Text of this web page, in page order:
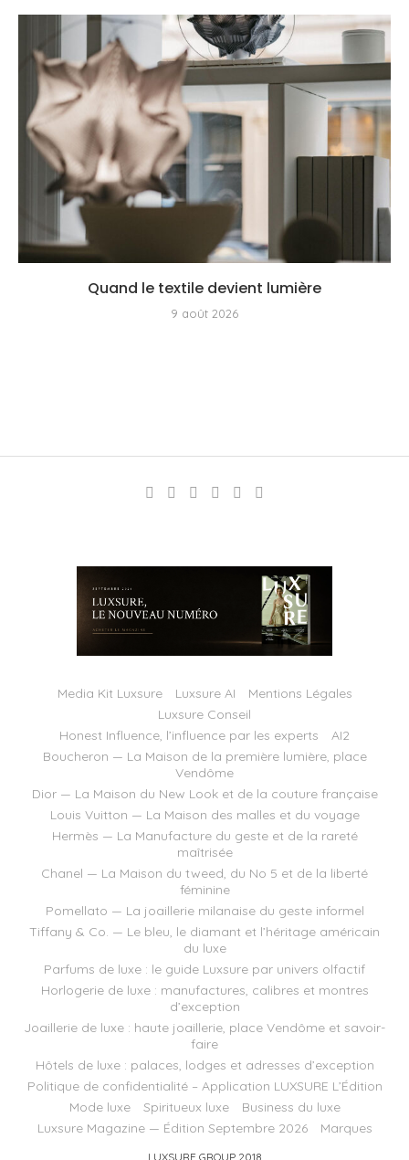
Quand le textile devient lumière
9 août 2026
Media Kit Luxsure Luxsure AI
Mentions Légales
Luxsure Conseil
Honest Influence, l’influence par les experts
AI2
Boucheron — La Maison de la première lumière, place
Vendôme
Dior — La Maison du New Look et de la couture française
Louis Vuitton — La Maison des malles et du voyage
Hermès — La Manufacture du geste et de la rareté
maîtrisée
Chanel — La Maison du tweed, du No 5 et de la liberté
féminine
Pomellato — La joaillerie milanaise du geste informel
Tiffany & Co. — Le bleu, le diamant et l’héritage américain
du luxe
Parfums de luxe : le guide Luxsure par univers olfactif
Horlogerie de luxe : manufactures, calibres et montres
d’exception
Joaillerie de luxe : haute joaillerie, place Vendôme et savoir-
faire
Hôtels de luxe : palaces, lodges et adresses d’exception
Politique de confidentialité – Application LUXSURE L’Édition
Mode luxe
Spiritueux luxe
Business du luxe
Luxsure Magazine — Édition Septembre 2026
Marques
LUXSURE GROUP 2018